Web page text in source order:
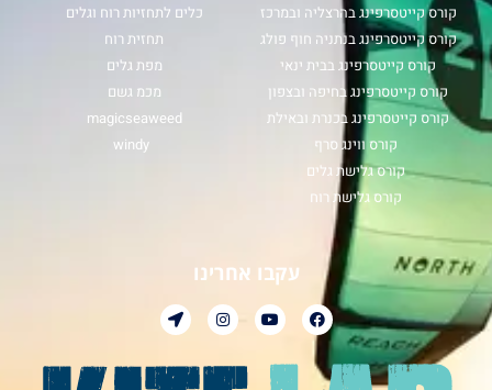
קורס קייטסרפינג בהרצליה ובמרכז
קורס קייטסרפינג בנתניה חוף פולג
קורס קייטסרפינג בבית ינאי
קורס קייטסרפינג בחיפה ובצפון
קורס קייטסרפינג בכנרת ובאילת
קורס ווינג סרף
קורס גלישת גלים
קורס גלישת רוח
כלים לתחזיות רוח וגלים
תחזית רוח
מפת גלים
מכמ גשם
magicseaweed
windy
עקבו אחרינו